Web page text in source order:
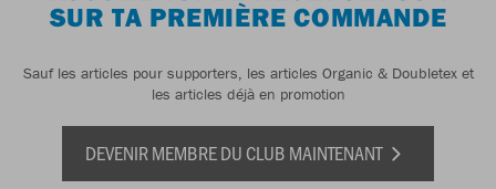
SUR TA PREMIÈRE COMMANDE
Sauf les articles pour supporters, les articles Organic & Doubletex et
les articles déjà en promotion
DEVENIR MEMBRE DU CLUB MAINTENANT